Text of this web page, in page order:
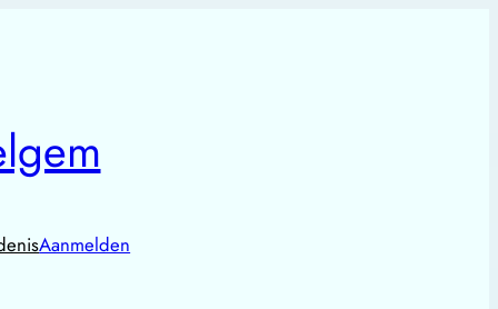
Aanmelden